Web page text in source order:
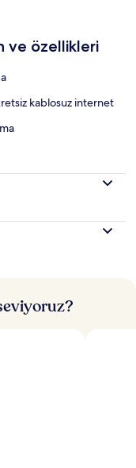
ve özellikleri
kablosuz internet